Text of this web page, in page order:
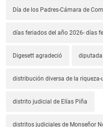
Día de los Padres-Cámara de
días feriados del año 2026- días
Digesett agradeció
distribución diversa de la
distrito judicial de Elías Piña
distritos judiciales de Monseñor